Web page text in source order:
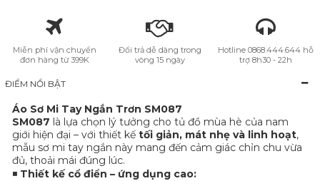
Miễn phí vận chuyển
đơn hàng từ 399K
Đổi trả dễ dàng trong
vòng 15 ngày
Hotline 0868.444.644 hỗ
trợ 8h30 - 22h
ĐIỂM NỔI BẬT
Áo Sơ Mi Tay Ngắn Trơn SM087
SM087 là lựa chọn lý tưởng cho tủ đồ mùa hè của nam
giới hiện đại – với thiết kếtối giản, mát nhẹ và linh hoạt,
mẫu sơ mi tay ngắn này mang đến cảm giác chỉn chu vừa
đủ, thoải mái đúng lúc.
◾ Thiết kế cổ điển – ứng dụng cao: